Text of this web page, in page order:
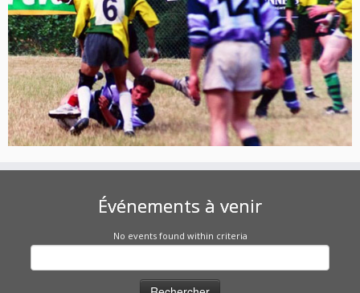
Événements à venir
No events found within criteria
Rechercher :